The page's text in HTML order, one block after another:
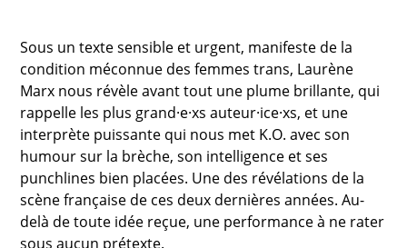
Sous un texte sensible et urgent, manifeste de la
condition méconnue des femmes trans, Laurène
Marx nous révèle avant tout une plume brillante, qui
rappelle les plus grand·e·xs auteur·ice·xs, et une
interprète puissante qui nous met K.O. avec son
humour sur la brèche, son intelligence et ses
punchlines bien placées. Une des révélations de la
scène française de ces deux dernières années. Au-
delà de toute idée reçue, une performance à ne rater
sous aucun prétexte.